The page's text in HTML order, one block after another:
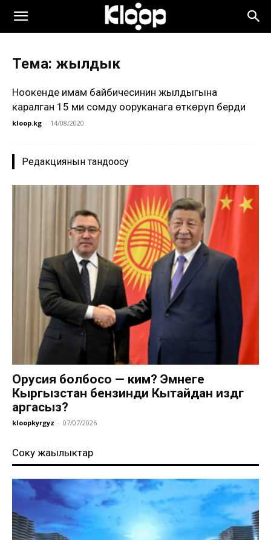
Тема: жылдык
Ноокенде имам байбичесинин жылдыгына
каралган 15 миң сомду ооруканага өткөрүп берди
kloop.kg - 14/08/2020
Редакциянын тандоосу
Орусия болбосо — ким? Эмнеге
Кыргызстан бензинди Кытайдан издөөгө
аргасыз?
kloopkyrgyz - 07/07/2026
Соңку жаңылыктар